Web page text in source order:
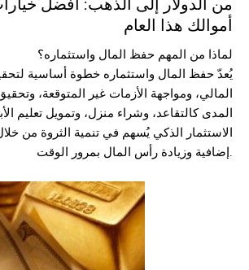
من الدولار إلى الذهب: أفضل
أموالك هذا العام
لماذا من المهم حفظ المال واستثماره؟
يُعدّ حفظ المال واستثماره خطوة أساسية
المالي، ومواجهة الأزمات غير المتوقعة،
المدى كالتقاعد، وشراء منزل، وتمويل تعليم
الاستثمار الذكي يُسهم في تنمية الثروة من
إضافية وزيادة رأس المال بمرور الوقت.